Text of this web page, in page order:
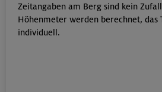
18.08.26
Klettertreff Kids in den
Zeitangaben am Berg sind kein
Höhenmeter werden berechnet, das
individuell.